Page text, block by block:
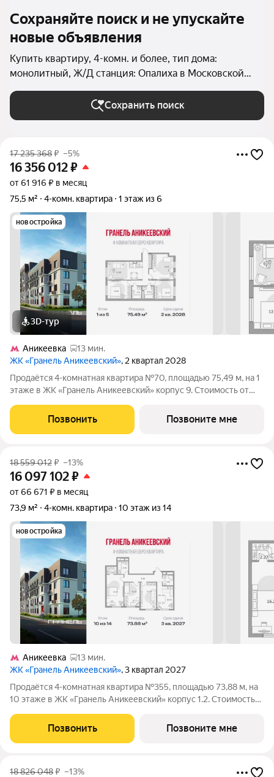
Сохраняйте поиск и не упускайте
новые объявления
Купить квартиру, 4-комн. и более, тип дома:
монолитный, Ж/Д станция: Опалиха в Московской
области
Сохранить поиск
17 235 368₽ –5%
16 356 012₽
от 61 916 ₽ в месяц
75,5 м²
4-комн. квартира 1 этаж из 6
новостройка
3D-тур
Аникеевка
13 мин.
ЖК «Гранель Аникеевский», 2 квартал 2028
Продаётся 4-комнатная квартира №70, площадью 75,49 м, на 1
этаже в ЖК «Гранель Аникеевский» корпус 9. Стоимость от
окна во двор. Проект расположился в экологически чистом
районе Подмосковья
Позвонить Позвоните мне
18 559 012₽ –13%
16 097 102₽
от 66 671 ₽ в месяц
73,9 м²
4-комн. квартира 10 этаж из 14
новостройка
Аникеевка
13 мин.
ЖК «Гранель Аникеевский», 3 квартал 2027
Продаётся 4-комнатная квартира №355, площадью 73,88 м, на
10 этаже в ЖК «Гранель Аникеевский» корпус 1.2. Стоимость
односторонняя, окна во двор. Проект расположился в
экологически чистом районе
Позвонить Позвоните мне
18 826 048₽ –13%